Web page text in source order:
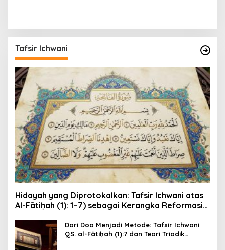
Tafsir Ichwani
Hidayah yang Diprotokalkan: Tafsir Ichwani atas
Al-Fātiḥah (1): 1–7) sebagai Kerangka Reformasi
Dari Doa Menjadi Metode: Tafsir Ichwani
QS. al-Fātiḥah (1):7 dan Teori Triadik